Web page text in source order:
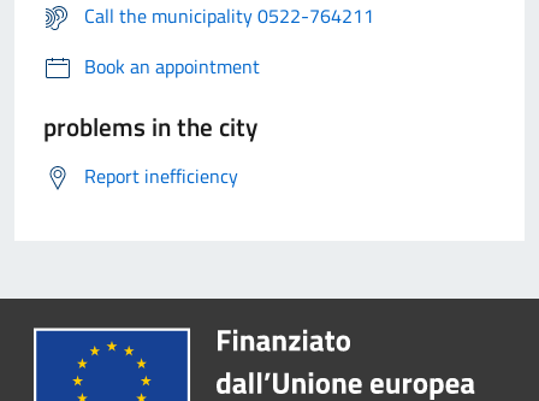
Call the municipality 0522-764211
Book an appointment
problems in the city
Report inefficiency